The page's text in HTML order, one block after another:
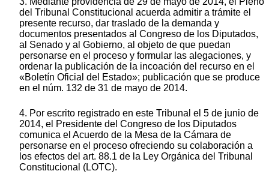
del Tribunal Constitucional acuerda admitir a trámite el
presente recurso, dar traslado de la demanda y
documentos presentados al Congreso de los Diputados,
al Senado y al Gobierno, al objeto de que puedan
personarse en el proceso y formular las alegaciones, y
ordenar la publicación de la incoación del recurso en el
«Boletín Oficial del Estado»; publicación que se produce
en el núm. 132 de 31 de mayo de 2014.
4. Por escrito registrado en este Tribunal el 5 de junio de
2014, el Presidente del Congreso de los Diputados
comunica el Acuerdo de la Mesa de la Cámara de
personarse en el proceso ofreciendo su colaboración a
los efectos del art. 88.1 de la Ley Orgánica del Tribunal
Constitucional (LOTC).